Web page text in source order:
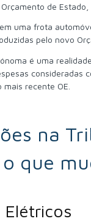
de Estado,
uma frota
pelo novo
é uma
consideradas
recente OE.
na
que